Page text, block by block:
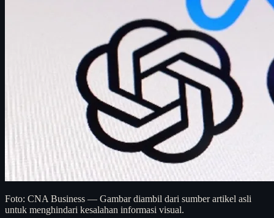
Foto: CNA Business — Gambar diambil dari sumber artikel asli
untuk menghindari kesalahan informasi visual.